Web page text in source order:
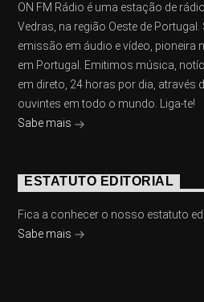
ON FM Rádio é uma estação de
Vedras, na região Oeste de
emissão em áudio e vídeo, pioneira
em Portugal. Emitimos música,
em direto, 24 horas por dia, através
ouvintes em todo o mundo. Liga-te!
Sabe mais
ESTATUTO EDITORIAL
Fica a conhecer o nosso estatuto
Sabe mais